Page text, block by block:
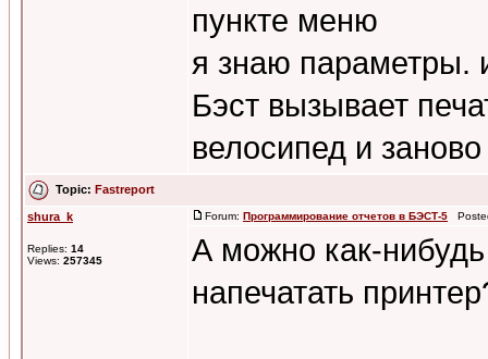
пункте меню
я знаю параметры.
Бэст вызывает
велосипед и
Topic: Fastreport
shura_k
Replies: 14
Views: 257345
Forum: Программирование отчетов в БЭСТ-5
А можно как-
напечатать